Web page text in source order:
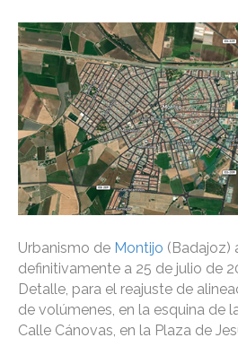
Urbanismo de Montijo (Badajoz)
definitivamente a 25 de julio de
Detalle, para el reajuste de
de volúmenes, en la esquina de
Calle Cánovas, en la Plaza de